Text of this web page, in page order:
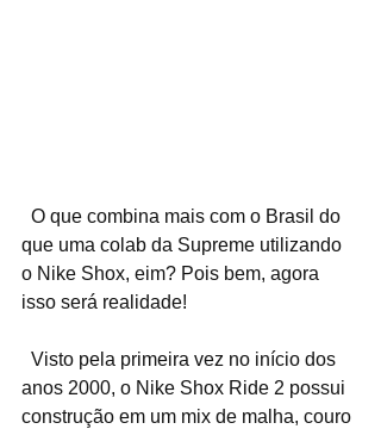
que uma colab da Supreme utilizando
o Nike Shox, eim? Pois bem, agora
isso será realidade!
anos 2000, o Nike Shox Ride 2 possui
construção em um mix de malha, couro